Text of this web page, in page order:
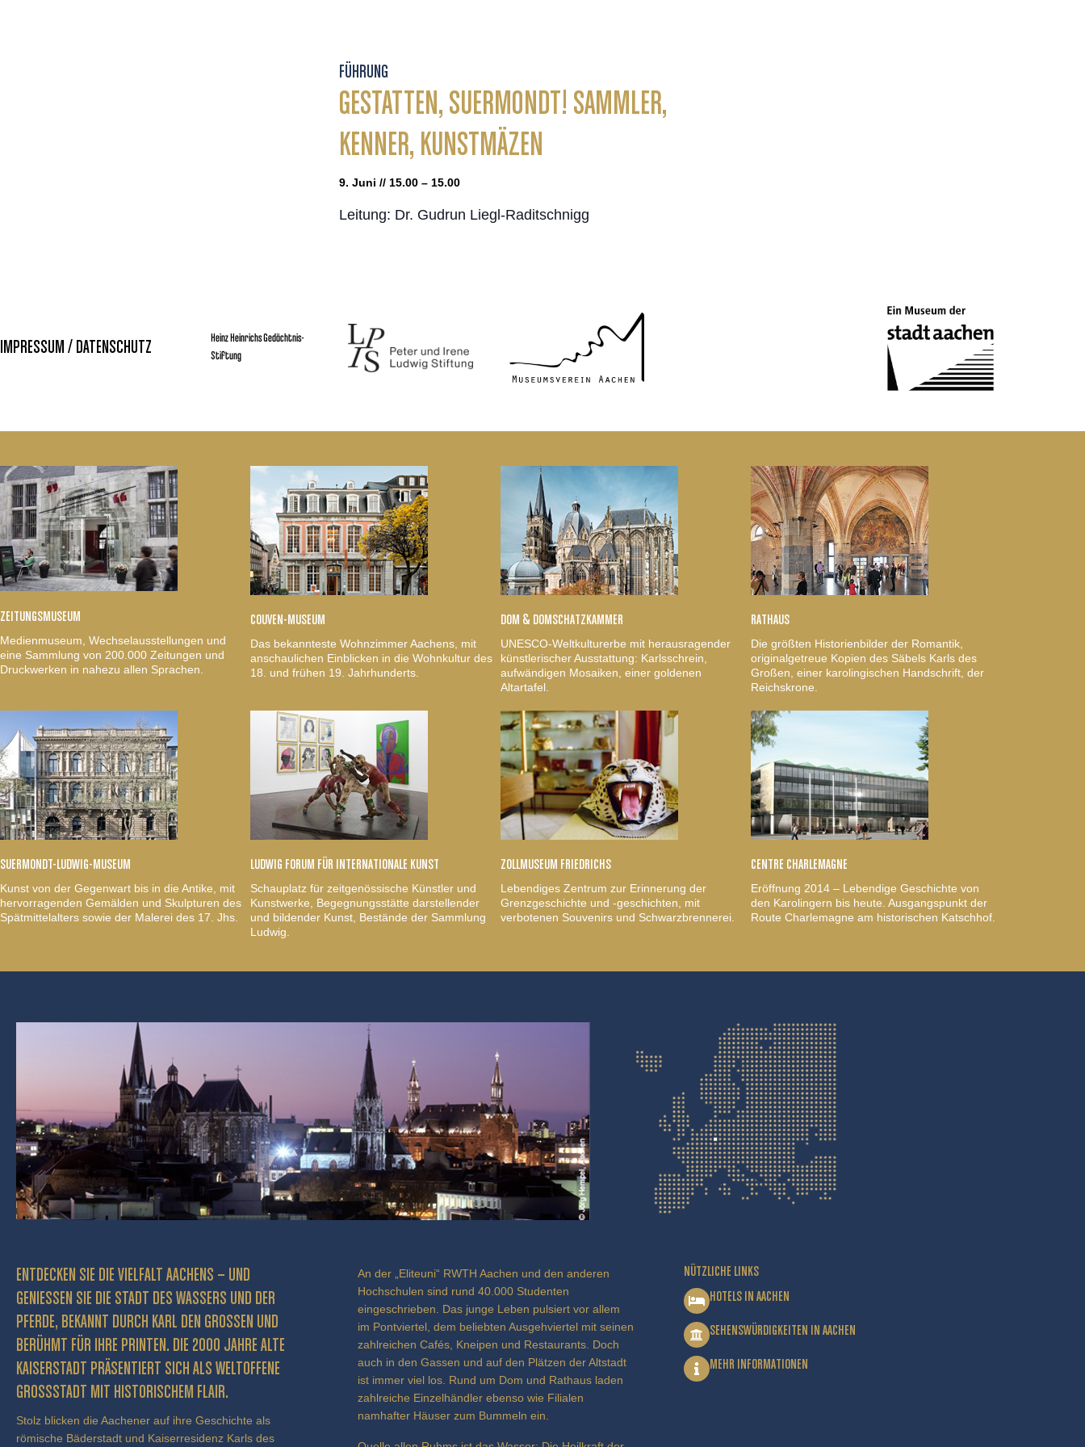
FÜHRUNG
GESTATTEN, SUERMONDT! SAMMLER,
KENNER, KUNSTMÄZEN
9. Juni // 15.00 – 15.00
Leitung: Dr. Gudrun Liegl-Raditschnigg
IMPRESSUM / DATENSCHUTZ
Heinz Heinrichs Gedächtnis-
Stiftung
ZEITUNGSMUSEUM
Medienmuseum, Wechselausstellungen und
eine Sammlung von 200.000 Zeitungen und
Druckwerken in nahezu allen Sprachen.
COUVEN-MUSEUM
Das bekannteste Wohnzimmer Aachens, mit
anschaulichen Einblicken in die Wohnkultur des
18. und frühen 19. Jahrhunderts.
DOM & DOMSCHATZKAMMER
UNESCO-Weltkulturerbe mit herausragender
künstlerischer Ausstattung: Karlsschrein,
aufwändigen Mosaiken, einer goldenen
Altartafel.
RATHAUS
Die größten Historienbilder der Romantik,
originalgetreue Kopien des Säbels Karls des
Großen, einer karolingischen Handschrift, der
Reichskrone.
SUERMONDT-LUDWIG-MUSEUM
Kunst von der Gegenwart bis in die Antike, mit
hervorragenden Gemälden und Skulpturen des
Spätmittelalters sowie der Malerei des 17. Jhs.
LUDWIG FORUM FÜR INTERNATIONALE KUNST
Schauplatz für zeitgenössische Künstler und
Kunstwerke, Begegnungsstätte darstellender
und bildender Kunst, Bestände der Sammlung
Ludwig.
ZOLLMUSEUM FRIEDRICHS
Lebendiges Zentrum zur Erinnerung der
Grenzgeschichte und -geschichten, mit
verbotenen Souvenirs und Schwarzbrennerei.
CENTRE CHARLEMAGNE
Eröffnung 2014 – Lebendige Geschichte von
den Karolingern bis heute. Ausgangspunkt der
Route Charlemagne am historischen Katschhof.
ENTDECKEN SIE DIE VIELFALT AACHENS – UND
GENIESSEN SIE DIE STADT DES WASSERS UND DER P
FERDE, BEKANNT DURCH KARL DEN GROSSEN UND BE
RÜHMT FÜR IHRE PRINTEN. DIE 2000 JAHRE ALTE KA
ISERSTADT PRÄSENTIERT SICH ALS WELTOFFENE GR
OSSSTADT MIT HISTORISCHEM FLAIR.
Stolz blicken die Aachener auf ihre Geschichte als
römische Bäderstadt und Kaiserresidenz Karls des
An der „Eliteuni“ RWTH Aachen und den anderen
Hochschulen sind rund 40.000 Studenten
eingeschrieben. Das junge Leben pulsiert vor allem
im Pontviertel, dem beliebten Ausgehviertel mit seinen
zahlreichen Cafés, Kneipen und Restaurants. Doch
auch in den Gassen und auf den Plätzen der Altstadt
ist immer viel los. Rund um Dom und Rathaus laden
zahlreiche Einzelhändler ebenso wie Filialen
namhafter Häuser zum Bummeln ein.
NÜTZLICHE LINKS
HOTELS IN AACHEN
SEHENSWÜRDIGKEITEN IN AACHEN
MEHR INFORMATIONEN